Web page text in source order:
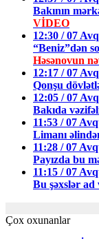
Bakının
VİDEO
12:30 / 07
“Beniz”dən
Həsənovun
12:17 / 07
Qonşu
12:05 / 07
Bakıda
11:53 / 07
Limanı
11:28 / 07
Payızda bu
11:15 / 07
Bu şəxslər ad
Çox oxunanlar